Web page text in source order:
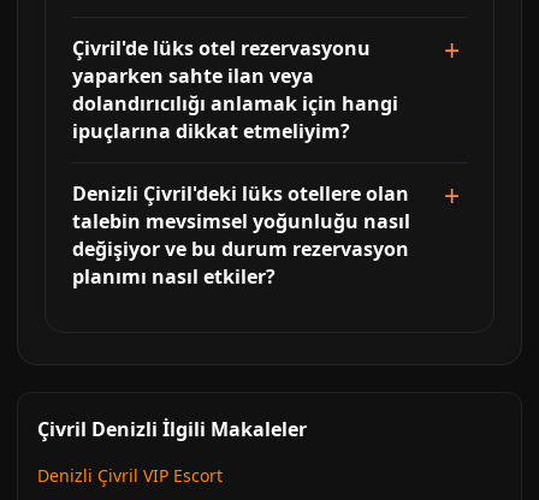
Çivril'de lüks otel rezervasyonu
yaparken sahte ilan veya
dolandırıcılığı anlamak için hangi
ipuçlarına dikkat etmeliyim?
Denizli Çivril'deki lüks otellere olan
talebin mevsimsel yoğunluğu nasıl
değişiyor ve bu durum rezervasyon
planımı nasıl etkiler?
Çivril Denizli İlgili Makaleler
Denizli Çivril VIP Escort